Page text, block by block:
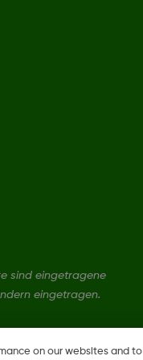
sind eingetragene
eingetragen.
on our websites and to